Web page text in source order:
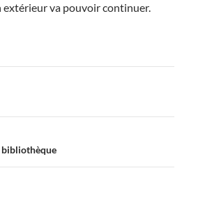
extérieur va pouvoir continuer.
bibliothèque